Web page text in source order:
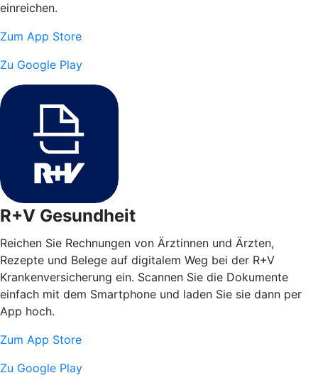
einreichen.
Zum App Store
Zu Google Play
R+V Gesundheit
Reichen Sie Rechnungen von Ärztinnen und Ärzten,
Rezepte und Belege auf digitalem Weg bei der R+V
Krankenversicherung ein. Scannen Sie die Dokumente
einfach mit dem Smartphone und laden Sie sie dann per
App hoch.
Zum App Store
Zu Google Play